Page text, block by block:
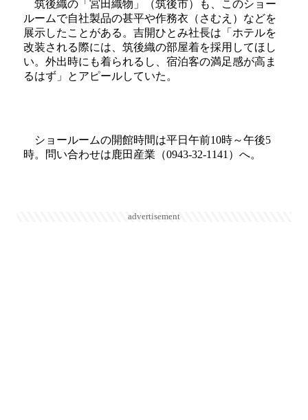
筑後織の「宮田織物」（筑後市）も、このショー
ルームで自社製品の甚平や作務衣（さむえ）などを
展示したことがある。吉開ひとみ社長は「ホテルを
改装される際には、筑後織の部屋着を採用してほし
い。外出時にも着られるし、宿泊客の満足感が高ま
るはず」とアピールしていた。
ショールームの開館時間は平日午前10時～午後5
時。問い合わせは鹿田産業（0943-32-1141）へ。
advertisement